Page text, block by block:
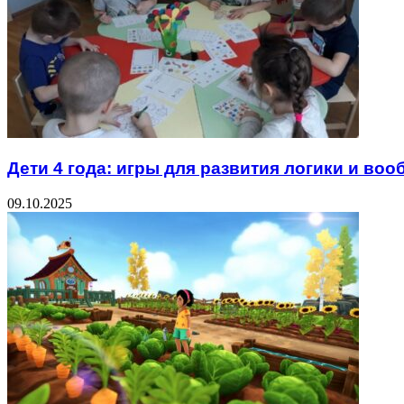
Дети 4 года: игры для развития логики и
09.10.2025